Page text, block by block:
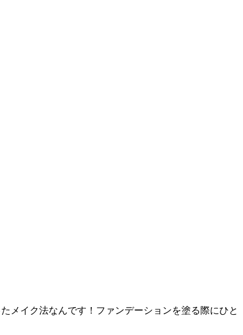
メイク法なんです！ファンデーションを塗る際にひと